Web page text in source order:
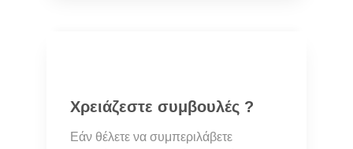
Χρειάζεστε συμβουλές ?
Εάν θέλετε να συμπεριλάβετε